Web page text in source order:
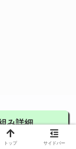
み詳細
トップ サイドバー